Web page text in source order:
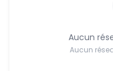
Aucun
Aucun